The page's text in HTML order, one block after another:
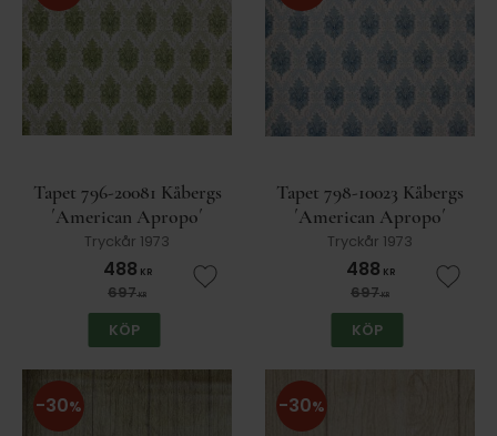
Tapet 796-20081 Kåbergs
´American Apropo´
Tryckår 1973
488 KR
697KR Lägg till i favoriter
KÖP
Tapet 798-10023 Kåbergs
´American Apropo´
Tryckår 1973
488 KR
697KR Lägg
KÖP
30% 30%